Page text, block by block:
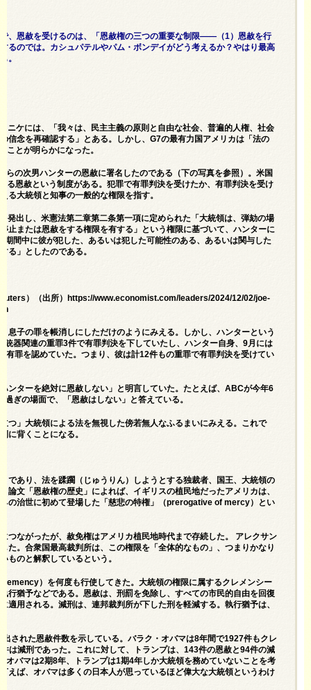
、恩赦を受けるのは、「恩赦権の三つの重要な制限――（1）恩赦を行
るのでは。カシュパテルやパム・ボンデイがどう考えるか？やはり最高
。
ニケには、「我々は、民主主義の原則と自由な社会、普遍的人権、社会
信念を再確認する」とある。しかし、G7の最有力国アメリカは「法の
ことが明らかになった。
らの次男ハンターの恩赦に署名したのである（下の写真を参照）。米国
恩赦という制度がある。犯罪で有罪判決を受けたか、有罪判決を受け
る大統領と知事の一般的な権限を指す。
出し、米憲法第二章第二条第一項に定められた「大統領は、弾劾の場
止または恩赦をする権限を有する」という権限に基づいて、ハンターに
間中に彼が犯した、あるいは犯した可能性のある、あるいは関与した
る」としたのである。
）（出所）https://www.economist.com/leaders/2024/12/02/joe-
息子の罪を帳消しにしただけのようにみえる。しかし、ハンターという
器関連の重罪3件で有罪判決を下していたし、ハンター自身、9月には
有罪を認めていた。つまり、彼は計12件もの重罪で有罪判決を受けてい
ンターを絶対に恩赦しない」と明言していた。たとえば、ABCが今年6
過ぎの場面で、「恩赦はしない」と答えている。
つ」大統領による法を無視した傍若無人なふるまいにみえる。これで
に背くことになる。
であり、法を蹂躙（じゅうりん）しようとする独裁者、国王、大統領の
論文「恩赦権の歴史」によれば、イギリスの植民地だったアメリカは、
の治世に初めて登場した「慈悲の特権」（prerogative of mercy）とい
つながったが、赦免権はアメリカ植民地時代まで存続した。 アレクサン
た。合衆国最高裁判所は、この権限を「全体的なもの」、つまりかなり
ものと解釈しているという。
）を何度も行使してきた。大統領の権限に属するクレメンシー
行猶予などである。恩赦は、刑罰を免除し、すべての市民的自由を回復
適用される。減刑は、連邦裁判所が下した刑を軽減する。執行猶予は、
された恩赦件数を示している。バラク・オバマは8年間で1927件もクレ
は減刑であった。これに対して、トランプは、143件の恩赦と94件の減
オバマは2期8年、トランプは1期4年しか大統領を務めていないことを考
えば、オバマは多くの日本人が思っているほど偉大な大統領というわけ